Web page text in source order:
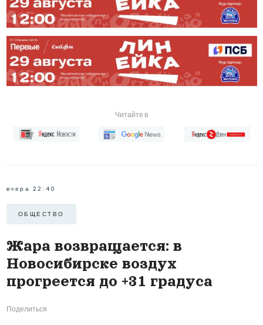
Читайте в
вчера 22:40
ОБЩЕСТВО
Жара возвращается: в
Новосибирске воздух
прогреется до +31 градуса
Поделиться